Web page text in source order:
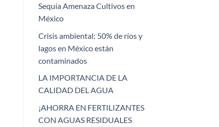
Sequía Amenaza Cultivos en
México
Crisis ambiental: 50% de ríos y
lagos en México están
contaminados
LA IMPORTANCIA DE LA
CALIDAD DEL AGUA
¡AHORRA EN FERTILIZANTES
CON AGUAS RESIDUALES